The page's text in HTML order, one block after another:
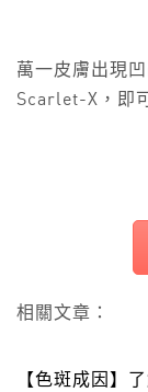
萬一皮膚出現
Scarlet-X，即
相關文章：
【色斑成因】